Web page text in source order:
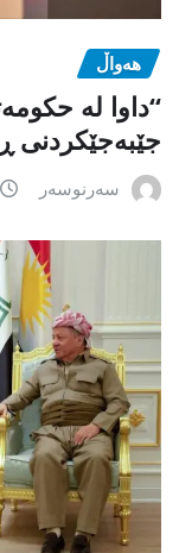
هەواڵ
“داوا لە
جێبەجێكردنی
سەرنوسەر